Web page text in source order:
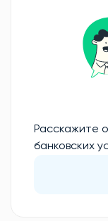
Расскажите
банковских